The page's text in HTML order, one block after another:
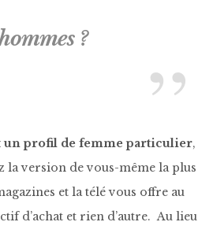
?
un profil de femme particulier,
la version de vous-même la plus
et la télé vous offre au
d’achat et rien d’autre. Au lieu